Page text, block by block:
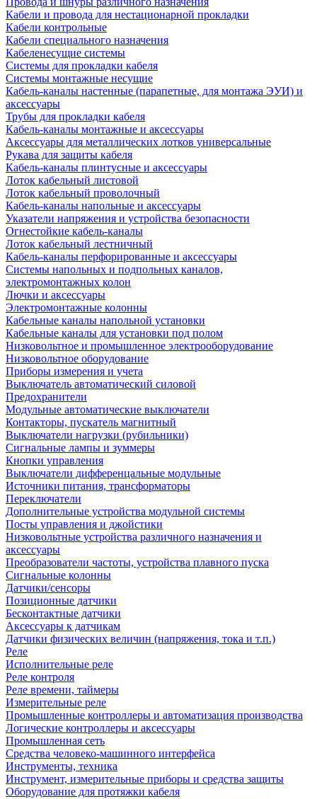
Кабели и провода для нестационарной прокладки
Кабели контрольные
Кабели специального назначения
Кабеленесущие системы
Системы для прокладки кабеля
Системы монтажные несущие
Кабель-каналы настенные (парапетные, для монтажа ЭУИ) и
аксессуары
Трубы для прокладки кабеля
Кабель-каналы монтажные и аксессуары
Аксессуары для металлических лотков универсальные
Рукава для защиты кабеля
Кабель-каналы плинтусные и аксессуары
Лоток кабельный листовой
Лоток кабельный проволочный
Кабель-каналы напольные и аксессуары
Указатели напряжения и устройства безопасности
Огнестойкие кабель-каналы
Лоток кабельный лестничный
Кабель-каналы перфорированные и аксессуары
Системы напольных и подпольных каналов,
электромонтажных колон
Лючки и аксессуары
Электромонтажные колонны
Кабельные каналы напольной установки
Кабельные каналы для установки под полом
Низковольтное и промышленное электрооборудование
Низковольтное оборудование
Приборы измерения и учета
Выключатель автоматический силовой
Предохранители
Модульные автоматические выключатели
Контакторы, пускатель магнитный
Выключатели нагрузки (рубильники)
Сигнальные лампы и зуммеры
Кнопки управления
Выключатели дифференцальные модульные
Источники питания, трансформаторы
Переключатели
Дополнительные устройства модульной системы
Посты управления и джойстики
Низковольтные устройства различного назначения и
аксессуары
Преобразователи частоты, устройства плавного пуска
Сигнальные колонны
Датчики/сенсоры
Позиционные датчики
Бесконтактные датчики
Аксессуары к датчикам
Датчики физических величин (напряжения, тока и т.п.)
Реле
Исполнительные реле
Реле контроля
Реле времени, таймеры
Измерительные реле
Промышленные контроллеры и автоматизация производства
Логические контроллеры и аксессуары
Промышленная сеть
Средства человеко-машинного интерфейса
Инструменты, техника
Инструмент, измерительные приборы и средства защиты
Оборудование для протяжки кабеля